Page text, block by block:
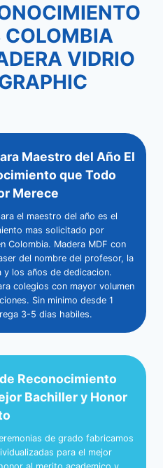
COLOMBIA
VIDRIO
Maestro del Año El
que Todo
Merece
el maestro del año es el
mas solicitado por
Colombia. Madera MDF con
del nombre del profesor, la
y los años de dedicacion.
colegios con mayor volumen
Sin minimo desde 1
3-5 dias habiles.
Reconocimiento
Bachiller y Honor
de grado fabricamos
para el mejor